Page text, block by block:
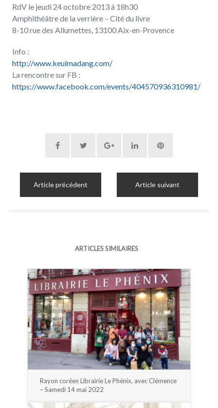
RdV le jeudi 24 octobre 2013 à 18h30
Amphithéâtre de la verrière – Cité du livre
8-10 rue des Allumettes, 13100 Aix-en-Provence
Info :
http://www.keulmadang.com/
La rencontre sur FB :
https://www.facebook.com/events/404570936310981/
Article précédent Article suivant
ARTICLES SIMILAIRES
Rayon coréen Librairie Le Phénix, avec Clémence
– Samedi 14 mai 2022